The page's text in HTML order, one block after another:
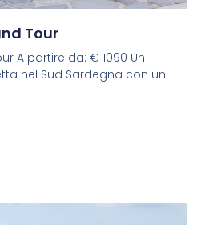
Tour
A partire da: € 1090 Un
nel Sud Sardegna con un